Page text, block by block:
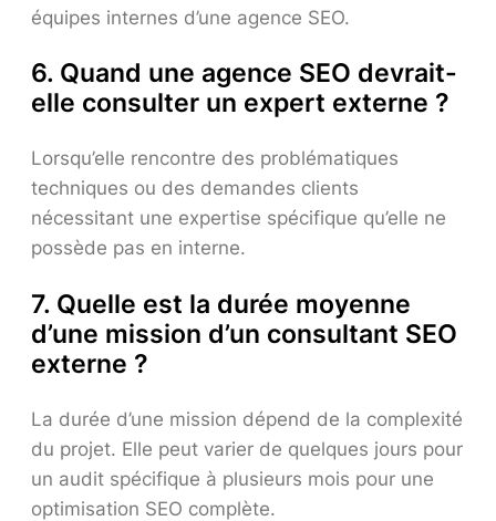
équipes internes d’une agence SEO.
6. Quand une agence SEO devrait-
elle consulter un expert externe ?
Lorsqu’elle rencontre des problématiques
techniques ou des demandes clients
nécessitant une expertise spécifique qu’elle ne
possède pas en interne.
7. Quelle est la durée moyenne
d’une mission d’un consultant SEO
externe ?
La durée d’une mission dépend de la complexité
du projet. Elle peut varier de quelques jours pour
un audit spécifique à plusieurs mois pour une
optimisation SEO complète.